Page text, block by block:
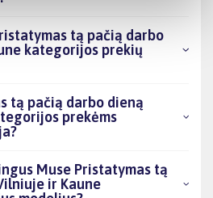
tą pačią darbo
kategorijos prekių
tą pačią darbo dieną
prekėms
Muse Pristatymas tą
ir Kaune